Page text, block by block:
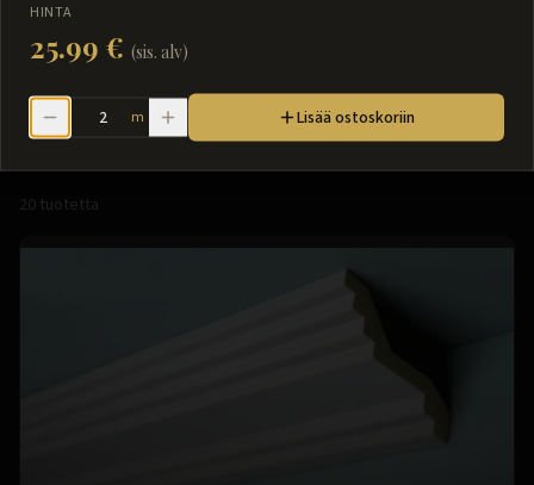
Valolistat
20 tuotetta
HINTA
25.99 € (sis. alv)
m Lisää ostoskoriin